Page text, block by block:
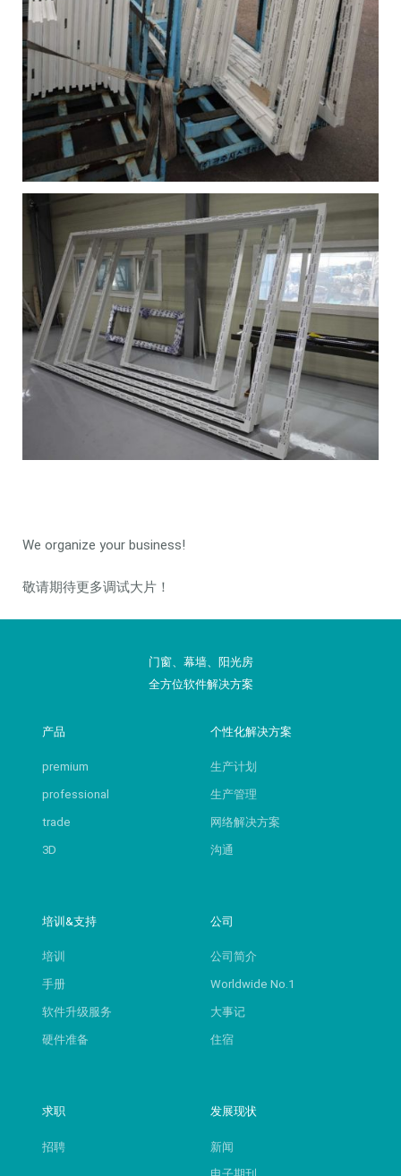
We organize your business!
敬请期待更多调试大片！
门窗、幕墙、阳光房
全方位软件解决方案
产品
premium
professional
trade
3D
个性化解决方案
生产计划
生产管理
网络解决方案
沟通
培训&支持
培训
手册
软件升级服务
硬件准备
公司
公司简介
Worldwide No.1
大事记
住宿
求职
招聘
发展现状
新闻